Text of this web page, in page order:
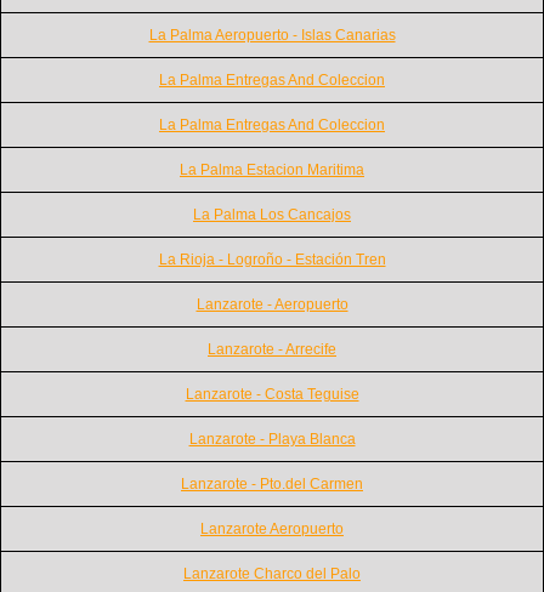
La Palma Aeropuerto - Islas Canarias
La Palma Entregas And Coleccion
La Palma Entregas And Coleccion
La Palma Estacion Maritima
La Palma Los Cancajos
La Rioja - Logroño - Estación Tren
Lanzarote - Aeropuerto
Lanzarote - Arrecife
Lanzarote - Costa Teguise
Lanzarote - Playa Blanca
Lanzarote - Pto.del Carmen
Lanzarote Aeropuerto
Lanzarote Charco del Palo